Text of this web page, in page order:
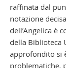
raffinata dal
notazione
dell’Angelica è
della Biblioteca
approfondito si
problematiche,